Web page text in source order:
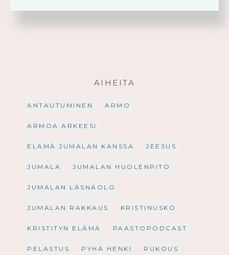
FACEBOOK
AIHEITA
ANTAUTUMINEN ARMO
ARMOA ARKEESI
ELÄMÄ JUMALAN KANSSA JEESUS
JUMALA JUMALAN HUOLENPITO
JUMALAN LÄSNÄOLO
JUMALAN RAKKAUS KRISTINUSKO
KRISTITYN ELÄMÄ PAASTOPODCAST
PELASTUS PYHÄ HENKI RUKOUS